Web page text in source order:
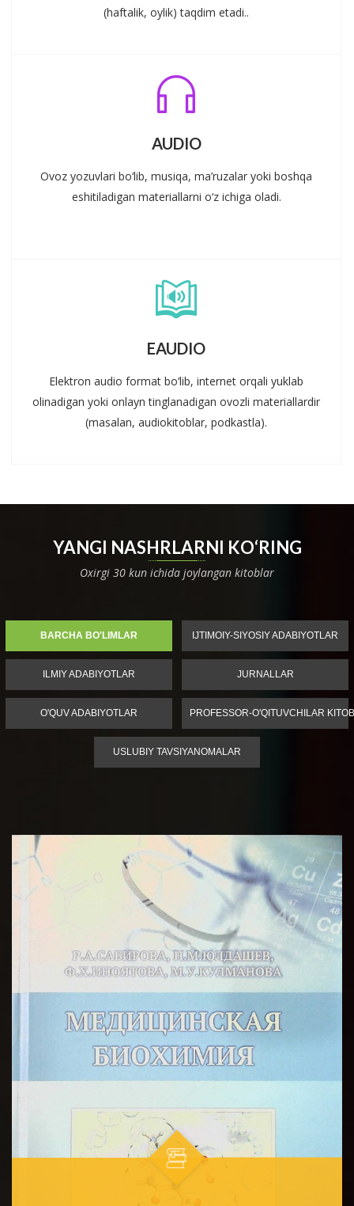
(haftalik, oylik) taqdim etadi..
AUDIO
Ovoz yozuvlari bo‘lib, musiqa, ma’ruzalar yoki boshqa
eshitiladigan materiallarni o‘z ichiga oladi.
EAUDIO
Elektron audio format bo‘lib, internet orqali yuklab
olinadigan yoki onlayn tinglanadigan ovozli materiallardir
(masalan, audiokitoblar, podkastla).
YANGI NASHRLARNI KO‘RING
Oxirgi 30 kun ichida joylangan kitoblar
BARCHA BO'LIMLAR IJTIMOIY-SIYOSIY ADABIYOTLAR
ILMIY ADABIYOTLAR JURNALLAR
O'QUV ADABIYOTLAR PROFESSOR-O'QITUVCHILAR
USLUBIY TAVSIYANOMALAR